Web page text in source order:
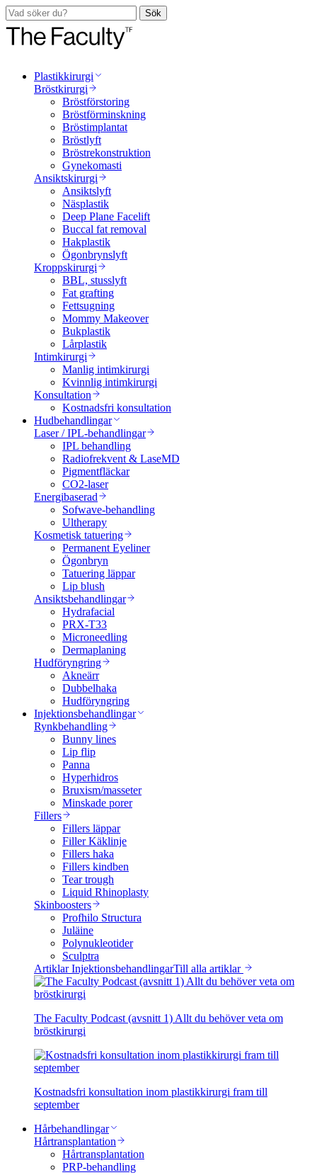
Sök
Plastikkirurgi
Bröstkirurgi
Bröstförstoring
Bröstförminskning
Bröstimplantat
Bröstlyft
Bröstrekonstruktion
Gynekomasti
Ansiktskirurgi
Ansiktslyft
Näsplastik
Deep Plane Facelift
Buccal fat removal
Hakplastik
Ögonbrynslyft
Kroppskirurgi
BBL, stusslyft
Fat grafting
Fettsugning
Mommy Makeover
Bukplastik
Lårplastik
Intimkirurgi
Manlig intimkirurgi
Kvinnlig intimkirurgi
Konsultation
Kostnadsfri konsultation
Hudbehandlingar
Laser / IPL-behandlingar
IPL behandling
Radiofrekvent & LaseMD
Pigmentfläckar
CO2-laser
Energibaserad
Sofwave-behandling
Ultherapy
Kosmetisk tatuering
Permanent Eyeliner
Ögonbryn
Tatuering läppar
Lip blush
Ansiktsbehandlingar
Hydrafacial
PRX-T33
Microneedling
Dermaplaning
Hudföryngring
Akneärr
Dubbelhaka
Hudföryngring
Injektionsbehandlingar
Rynkbehandling
Bunny lines
Lip flip
Panna
Hyperhidros
Bruxism/masseter
Minskade porer
Fillers
Fillers läppar
Filler Käklinje
Fillers haka
Fillers kindben
Tear trough
Liquid Rhinoplasty
Skinboosters
Profhilo Structura
Juläine
Polynukleotider
Sculptra
Artiklar InjektionsbehandlingarTill alla artiklar
The Faculty Podcast (avsnitt 1) Allt du behöver veta om
bröstkirurgi
Kostnadsfri konsultation inom plastikkirurgi fram till
september
Hårbehandlingar
Hårtransplantation
Hårtransplantation
PRP-behandling